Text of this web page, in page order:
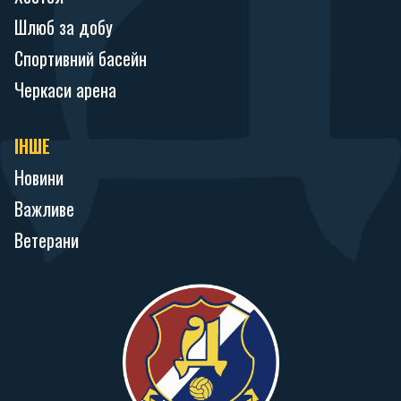
Шлюб за добу
Спортивний басейн
Черкаси арена
ІНШЕ
Новини
Важливе
Ветерани